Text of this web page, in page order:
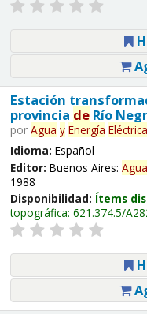
Estación
provincia deRío
por Agua y Energía
Idioma: Español
Editor: Buenos Aires: Agua
1988
Disponibilidad: Ítems
topográfica: 621.374.5/